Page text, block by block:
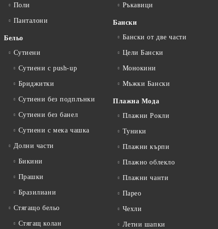
Поли
Панталони
Бельо
Сутиени
Сутиени с push-up
Бриджитки
Сутиени без подплънки
Сутиени без банел
Сутиени с мека чашка
Долни части
Бикини
Прашки
Бразилиани
Стягащо бельо
Стягащ колан
Ръкавици
Бански
Бански от две части
Цели Бански
Монокини
Мъжки Бански
Плажна Мода
Плажни Рокли
Туники
Плажни кърпи
Плажно облекло
Плажни чанти
Парео
Чехли
Летни шапки